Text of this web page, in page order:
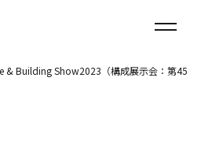
ト
& Building Show2023（構成展示会：第45